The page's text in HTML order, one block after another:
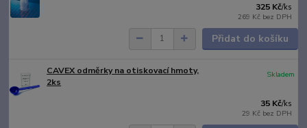
325 Kč/ks
269 Kč bez DPH
Přidat do košíku
CAVEX odměrky na otiskovací hmoty,
2ks
35 Kč/ks
29 Kč bez DPH
Skladem